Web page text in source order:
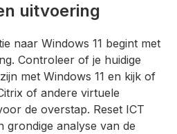
uitvoering
naar Windows 11 begint met
Controleer of je huidige
met Windows 11 en kijk of
of andere virtuele
de overstap. Reset ICT
grondige analyse van de